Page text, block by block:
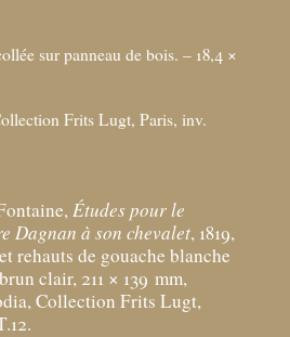
sur panneau de bois. – 18,4 ×
Frits Lugt, Paris, inv.
Études pour le
Dagnan à son chevalet, 1819,
rehauts de gouache blanche
clair, 211 × 139 mm,
Collection Frits Lugt,